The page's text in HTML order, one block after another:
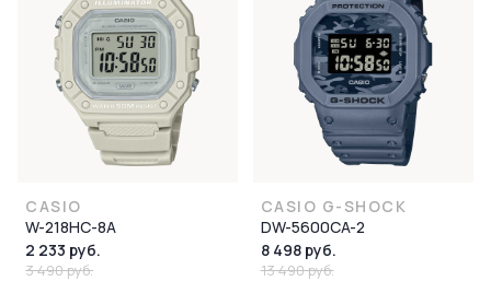
CASIO
W-218HC-8A
2 233 руб.
3 490 руб.
CASIO G-SHOCK
DW-5600CA-2
8 498 руб.
13 490 руб.